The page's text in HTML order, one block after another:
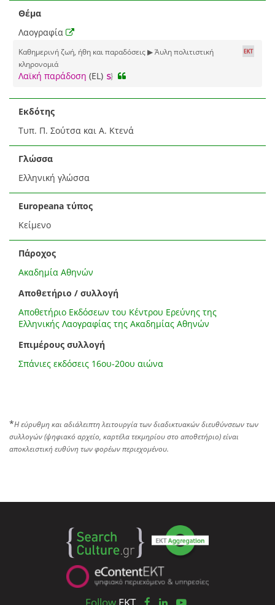
Θέμα
Λαογραφία
Καθημερινή ζωή, ήθη και παραδόσεις ▶ Άυλη πολιτιστική
κληρονομιά
Λαϊκή παράδοση (EL)
Εκδότης
Τυπ. Π. Σούτσα και Α. Κτενά
Γλώσσα
Ελληνική γλώσσα
Europeana τύπος
Κείμενο
Πάροχος
Ακαδημία Αθηνών
Αποθετήριο / συλλογή
Αποθετήριο Εκδόσεων του Κέντρου Ερεύνης της
Ελληνικής Λαογραφίας της Ακαδημίας Αθηνών
Επιμέρους συλλογή
Σπάνιες εκδόσεις 16ου-20ου αιώνα
*Η εύρυθμη και αδιάλειπτη λειτουργία των διαδικτυακών διευθύνσεων των
συλλογών (ψηφιακό αρχείο, καρτέλα τεκμηρίου στο αποθετήριο) είναι
αποκλειστική ευθύνη των φορέων περιεχομένου.